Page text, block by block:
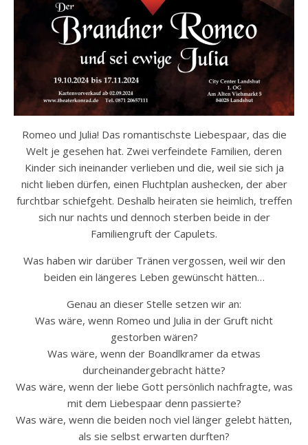
Romeo und Julia! Das romantischste Liebespaar, das die
Welt je gesehen hat. Zwei verfeindete Familien, deren
Kinder sich ineinander verlieben und die, weil sie sich ja
nicht lieben dürfen, einen Fluchtplan aushecken, der aber
furchtbar schiefgeht. Deshalb heiraten sie heimlich, treffen
sich nur nachts und dennoch sterben beide in der
Familiengruft der Capulets.
Was haben wir darüber Tränen vergossen, weil wir den
beiden ein längeres Leben gewünscht hätten…
Genau an dieser Stelle setzen wir an:
Was wäre, wenn Romeo und Julia in der Gruft nicht
gestorben wären?
Was wäre, wenn der Boandlkramer da etwas
durcheinandergebracht hätte?
Was wäre, wenn der liebe Gott persönlich nachfragte, was
mit dem Liebespaar denn passierte?
Was wäre, wenn die beiden noch viel länger gelebt hätten,
als sie selbst erwarten durften?